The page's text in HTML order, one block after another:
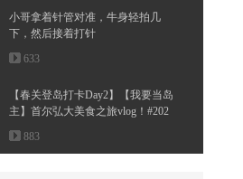
小哥拿着针管对准，牛身轻拍几
下，然后接着打针
633
【春关登岛打卡Day2】【我要当岛
主】首尔弘大美食之旅vlog！#202
6...
883